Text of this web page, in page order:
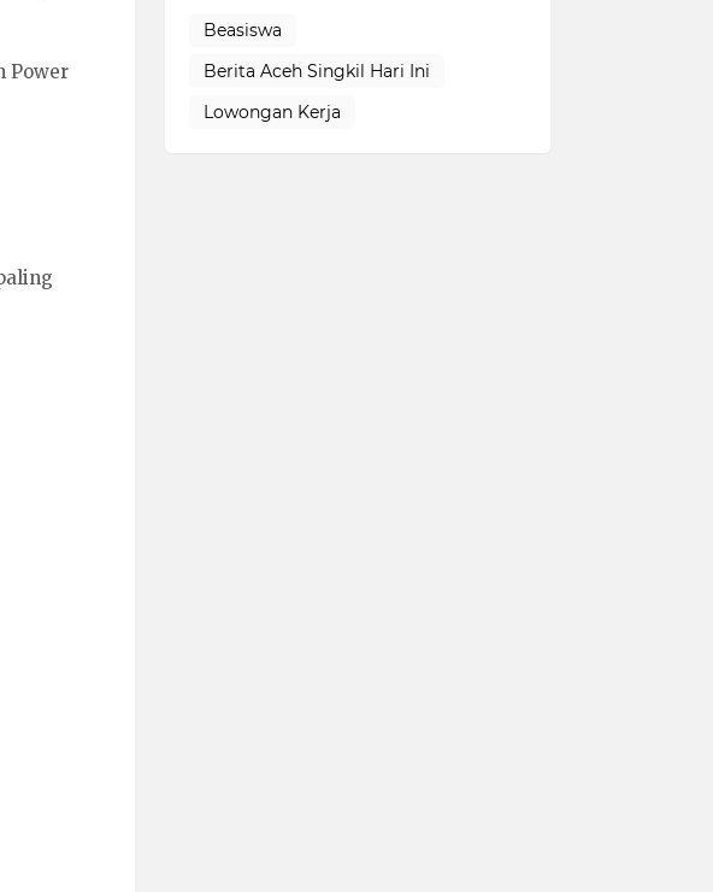
Power
Beasiswa
Berita Aceh Singkil Hari Ini
Lowongan Kerja